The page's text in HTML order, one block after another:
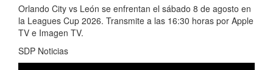
Orlando City vs León se enfrentan el sábado 8 de agosto en
la Leagues Cup 2026. Transmite a las 16:30 horas por Apple
TV e Imagen TV.
SDP Noticias